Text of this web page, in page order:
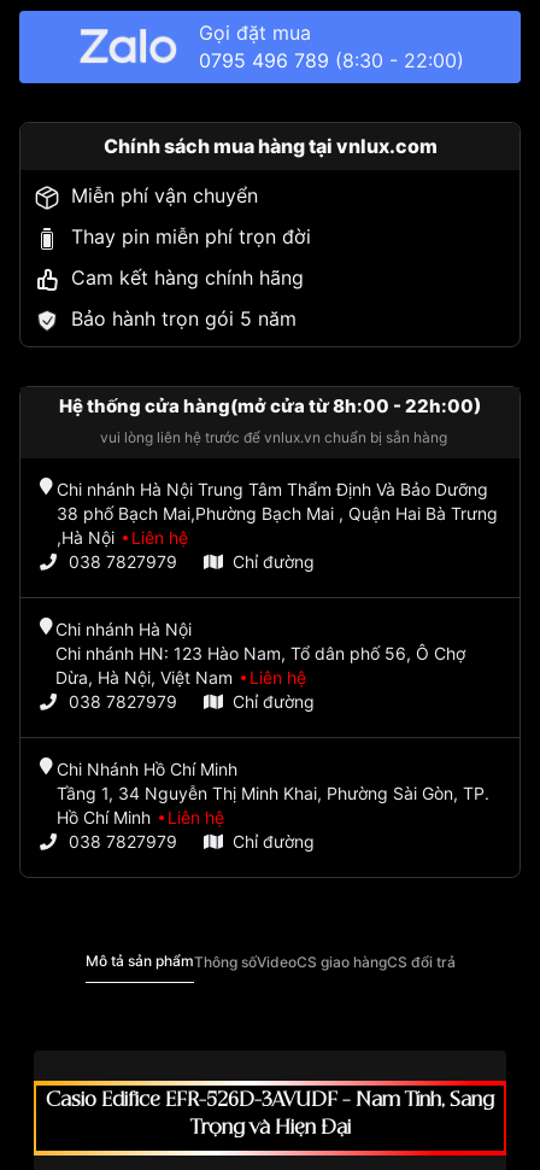
Gọi đặt mua
0795 496 789 (8:30 - 22:00)
Chính sách mua hàng tại vnlux.com
Miễn phí vận chuyển
Thay pin miễn phí trọn đời
Cam kết hàng chính hãng
Bảo hành trọn gói 5 năm
Hệ thống cửa hàng(mở cửa từ 8h:00 - 22h:00)
vui lòng liên hệ trước để vnlux.vn chuẩn bị sẵn hàng
Chi nhánh Hà Nội Trung Tâm Thẩm Định Và Bảo Dưỡng
38 phố Bạch Mai,Phường Bạch Mai , Quận Hai Bà Trưng
,Hà Nội
Liên hệ
038 7827979
Chỉ đường
Chi nhánh Hà Nội
Chi nhánh HN: 123 Hào Nam, Tổ dân phố 56, Ô Chợ
Dừa, Hà Nội, Việt Nam
Liên hệ
038 7827979
Chỉ đường
Chi Nhánh Hồ Chí Minh
Tầng 1, 34 Nguyễn Thị Minh Khai, Phường Sài Gòn, TP.
Hồ Chí Minh
Liên hệ
038 7827979
Chỉ đường
Mô tả sản phẩmThông sốVideoCS giao hàngCS đổi trả
Casio Edifice EFR-526D-3AVUDF – Nam Tính, Sang
Trọng và Hiện Đại